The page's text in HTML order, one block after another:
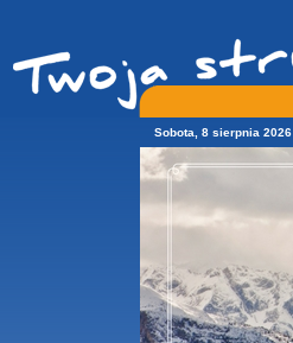
Sobota, 8 sierpnia 2026